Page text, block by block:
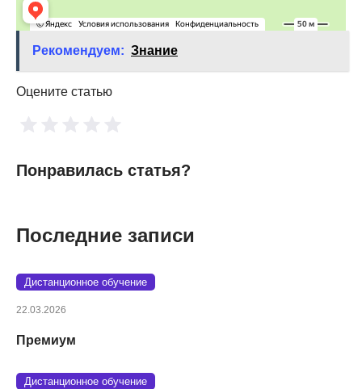
Рекомендуем: Знание
Оцените статью
Понравилась статья?
Последние записи
Дистанционное обучение
22.03.2026
Премиум
Дистанционное обучение